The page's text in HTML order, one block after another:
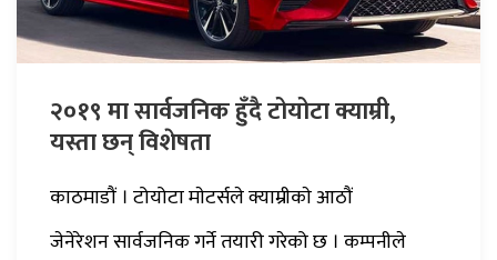
२०१९ मा सार्वजनिक हुँदै टोयोटा क्याम्री,
यस्ता छन् विशेषता
काठमाडौं । टोयोटा माेटर्सले क्याम्रीकाे आठौं
जेनेरेशन सार्वजनिक गर्ने तयारी गरेको छ । कम्पनीले